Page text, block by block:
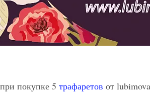
покупке 5 трафаретов от